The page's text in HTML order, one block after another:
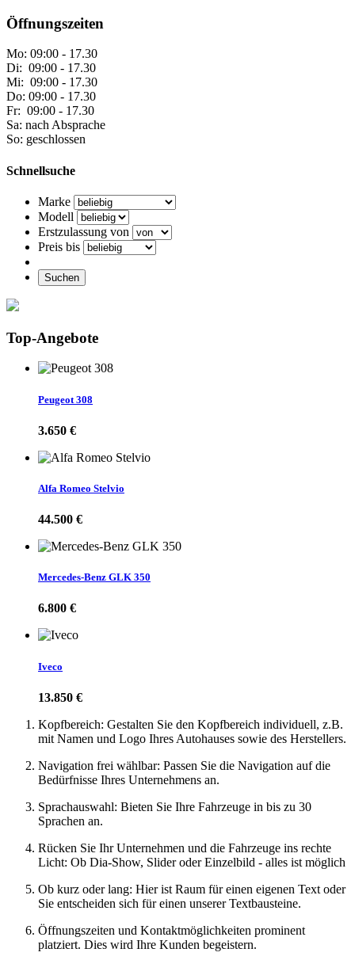
Öffnungszeiten
Mo: 09:00 - 17.30
Di: 09:00 - 17.30
Mi: 09:00 - 17.30
Do: 09:00 - 17.30
Fr: 09:00 - 17.30
Sa: nach Absprache
So: geschlossen
Schnellsuche
Marke
Modell
Erstzulassung von
Preis bis
Suchen
Top-Angebote
Peugeot 308
3.650 €
Alfa Romeo Stelvio
44.500 €
Mercedes-Benz GLK 350
6.800 €
Iveco
13.850 €
Kopfbereich: Gestalten Sie den Kopfbereich individuell, z.B.
mit Namen und Logo Ihres Autohauses sowie des Herstellers.
Navigation frei wählbar: Passen Sie die Navigation auf die
Bedürfnisse Ihres Unternehmens an.
Sprachauswahl: Bieten Sie Ihre Fahrzeuge in bis zu 30
Sprachen an.
Rücken Sie Ihr Unternehmen und die Fahrzeuge ins rechte
Licht: Ob Dia-Show, Slider oder Einzelbild - alles ist möglich
Ob kurz oder lang: Hier ist Raum für einen eigenen Text oder
Sie entscheiden sich für einen unserer Textbausteine.
Öffnungszeiten und Kontaktmöglichkeiten prominent
platziert. Dies wird Ihre Kunden begeistern.